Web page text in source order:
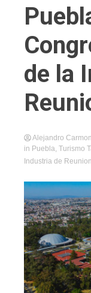
de la
Alejandro
in Puebla, Turismo
Industria de